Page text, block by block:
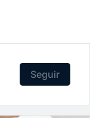
Seguir